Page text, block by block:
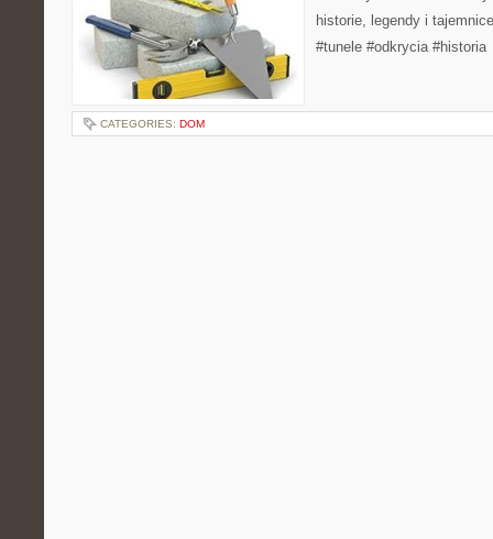
historie, legendy i
#tunele #odkrycia #historia
CATEGORIES: DOM